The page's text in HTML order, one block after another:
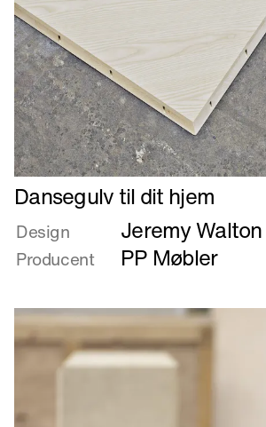
Læs
mere
om
Dansegulv
til
hjem
Dansegulv til dit hjem
Design Jeremy Walton
Producent PP Møbler